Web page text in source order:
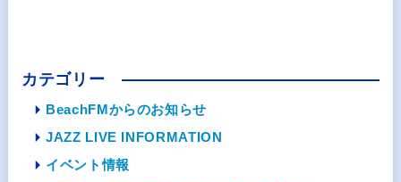
カテゴリー
BeachFMからのお知らせ
JAZZ LIVE INFORMATION
イベント情報